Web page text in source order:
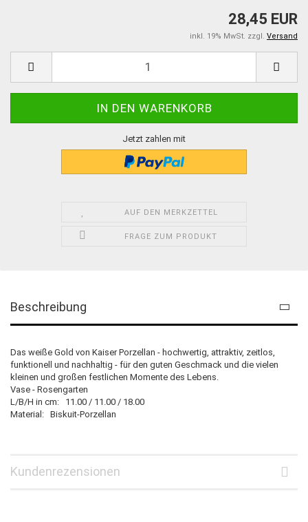
28,45 EUR
inkl. 19% MwSt. zzgl. Versand
Jetzt zahlen mit
AUF DEN MERKZETTEL
FRAGE ZUM PRODUKT
Beschreibung
Das weiße Gold von Kaiser Porzellan - hochwertig, attraktiv, zeitlos,
funktionell und nachhaltig - für den guten Geschmack und die vielen
kleinen und großen festlichen Momente des Lebens.
Vase - Rosengarten
L/B/H in cm: 11.00 / 11.00 / 18.00
Material: Biskuit-Porzellan
Kundenrezensionen